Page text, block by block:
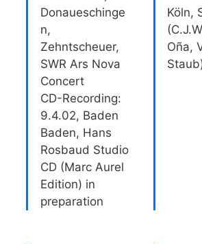
Donaueschinge
n,
Zehntscheuer,
SWR Ars Nova
Concert
CD-Recording:
9.4.02, Baden
Baden, Hans
Rosbaud Studio
CD (Marc Aurel
Edition) in
preparation
Köln,
Oña,